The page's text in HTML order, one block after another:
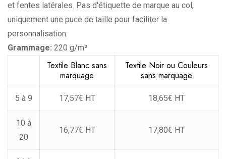
et fentes latérales. Pas d'étiquette de marque au col,
uniquement une puce de taille pour faciliter la
personnalisation.
Grammage: 220 g/m²
Textile Blanc sans
marquage
Textile Noir ou Couleurs
sans marquage
5 à 9 17,57€ HT 18,65€ HT
10 à
20
16,77€ HT 17,80€ HT